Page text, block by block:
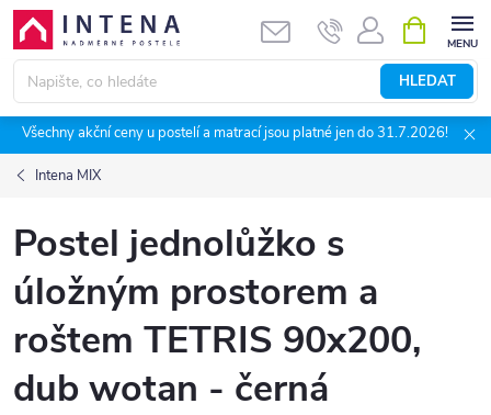
Přejít
obsah
HLEDAT
NÁKUPNÍ
KOŠÍK
Všechny akční ceny u postelí a matrací jsou platné jen do 31.7.2026!
Intena MIX
Postel jednolůžko s
úložným prostorem a
roštem TETRIS 90x200,
dub wotan - černá